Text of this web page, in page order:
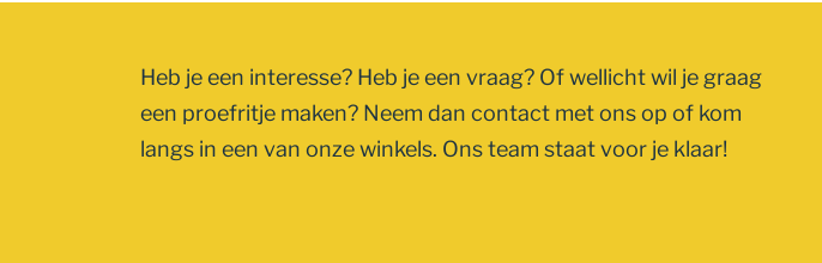
Heb je een interesse? Heb je een vraag? Of wellicht wil je graag
een proefritje maken? Neem dan contact met ons op of kom
langs in een van onze winkels. Ons team staat voor je klaar!